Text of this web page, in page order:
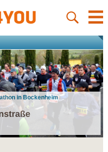
in Bockenheim